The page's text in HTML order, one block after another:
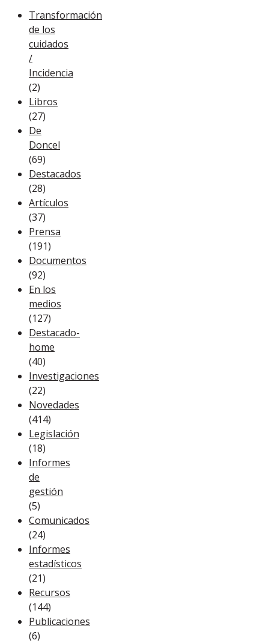
Transformación
de los
cuidados
/
Incidencia
(2)
Libros
(27)
De
Doncel
(69)
Destacados
(28)
Artículos
(37)
Prensa
(191)
Documentos
(92)
En los
medios
(127)
Destacado-
home
(40)
Investigaciones
(22)
Novedades
(414)
Legislación
(18)
Informes
de
gestión
(5)
Comunicados
(24)
Informes
estadísticos
(21)
Recursos
(144)
Publicaciones
(6)